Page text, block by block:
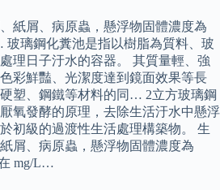
紙屑、病原蟲，懸浮物固體濃度為
璃鋼化糞池是指以樹脂為質料、玻
理日子汙水的容器。 其質量輕、強
彩鮮豔、光潔度達到鏡面效果等長
塑、鋼鐵等材料的同… 2立方玻璃鋼
氧發酵的原理，去除生活汙水中懸浮
初級的過渡性生活處理構築物。 生
屑、病原蟲，懸浮物固體濃度為
mg/L…